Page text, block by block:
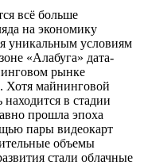
всё больше
на экономику
уникальным условиям
«Алабуга» дата-
рынке
Хотя майнинговой
находится в стадии
прошла эпоха
пары видеокарт
объемы
стали облачные